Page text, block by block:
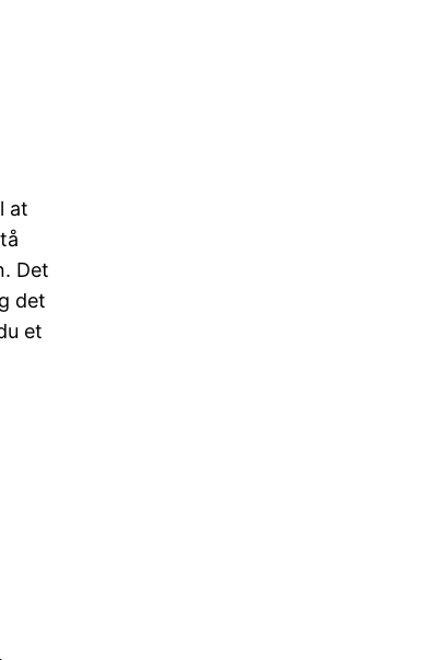
at
Det
det
et